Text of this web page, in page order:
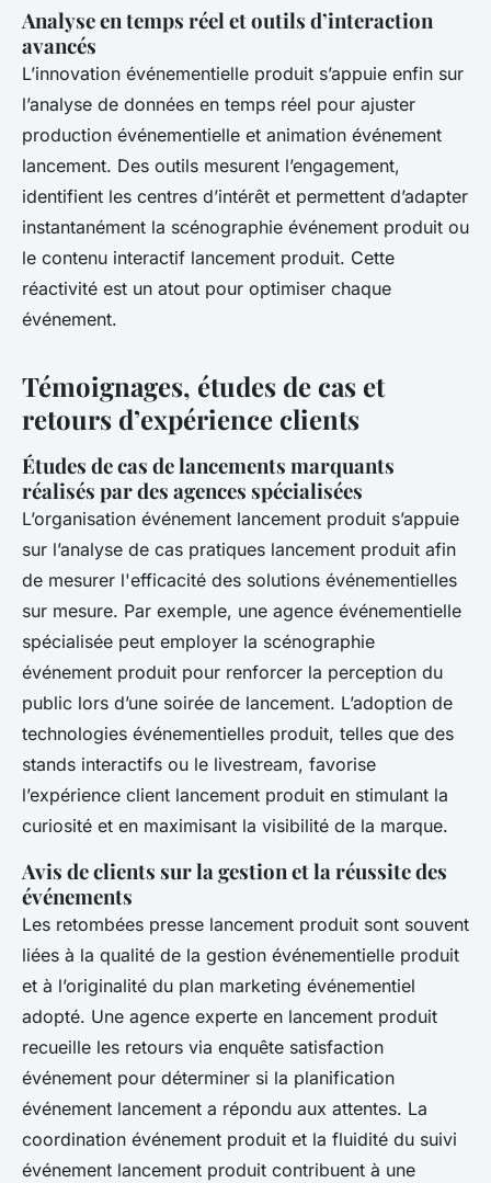
Analyse en temps réel et outils d’interaction
avancés
L’innovation événementielle produit s’appuie enfin sur
l’analyse de données en temps réel pour ajuster
production événementielle et animation événement
lancement. Des outils mesurent l’engagement,
identifient les centres d’intérêt et permettent d’adapter
instantanément la scénographie événement produit ou
le contenu interactif lancement produit. Cette
réactivité est un atout pour optimiser chaque
événement.
Témoignages, études de cas et
retours d’expérience clients
Études de cas de lancements marquants
réalisés par des agences spécialisées
L’organisation événement lancement produit s’appuie
sur l’analyse de cas pratiques lancement produit afin
de mesurer l'efficacité des solutions événementielles
sur mesure. Par exemple, une agence événementielle
spécialisée peut employer la scénographie
événement produit pour renforcer la perception du
public lors d’une soirée de lancement. L’adoption de
technologies événementielles produit, telles que des
stands interactifs ou le livestream, favorise
l’expérience client lancement produit en stimulant la
curiosité et en maximisant la visibilité de la marque.
Avis de clients sur la gestion et la réussite des
événements
Les retombées presse lancement produit sont souvent
liées à la qualité de la gestion événementielle produit
et à l’originalité du plan marketing événementiel
adopté. Une agence experte en lancement produit
recueille les retours via enquête satisfaction
événement pour déterminer si la planification
événement lancement a répondu aux attentes. La
coordination événement produit et la fluidité du suivi
événement lancement produit contribuent à une